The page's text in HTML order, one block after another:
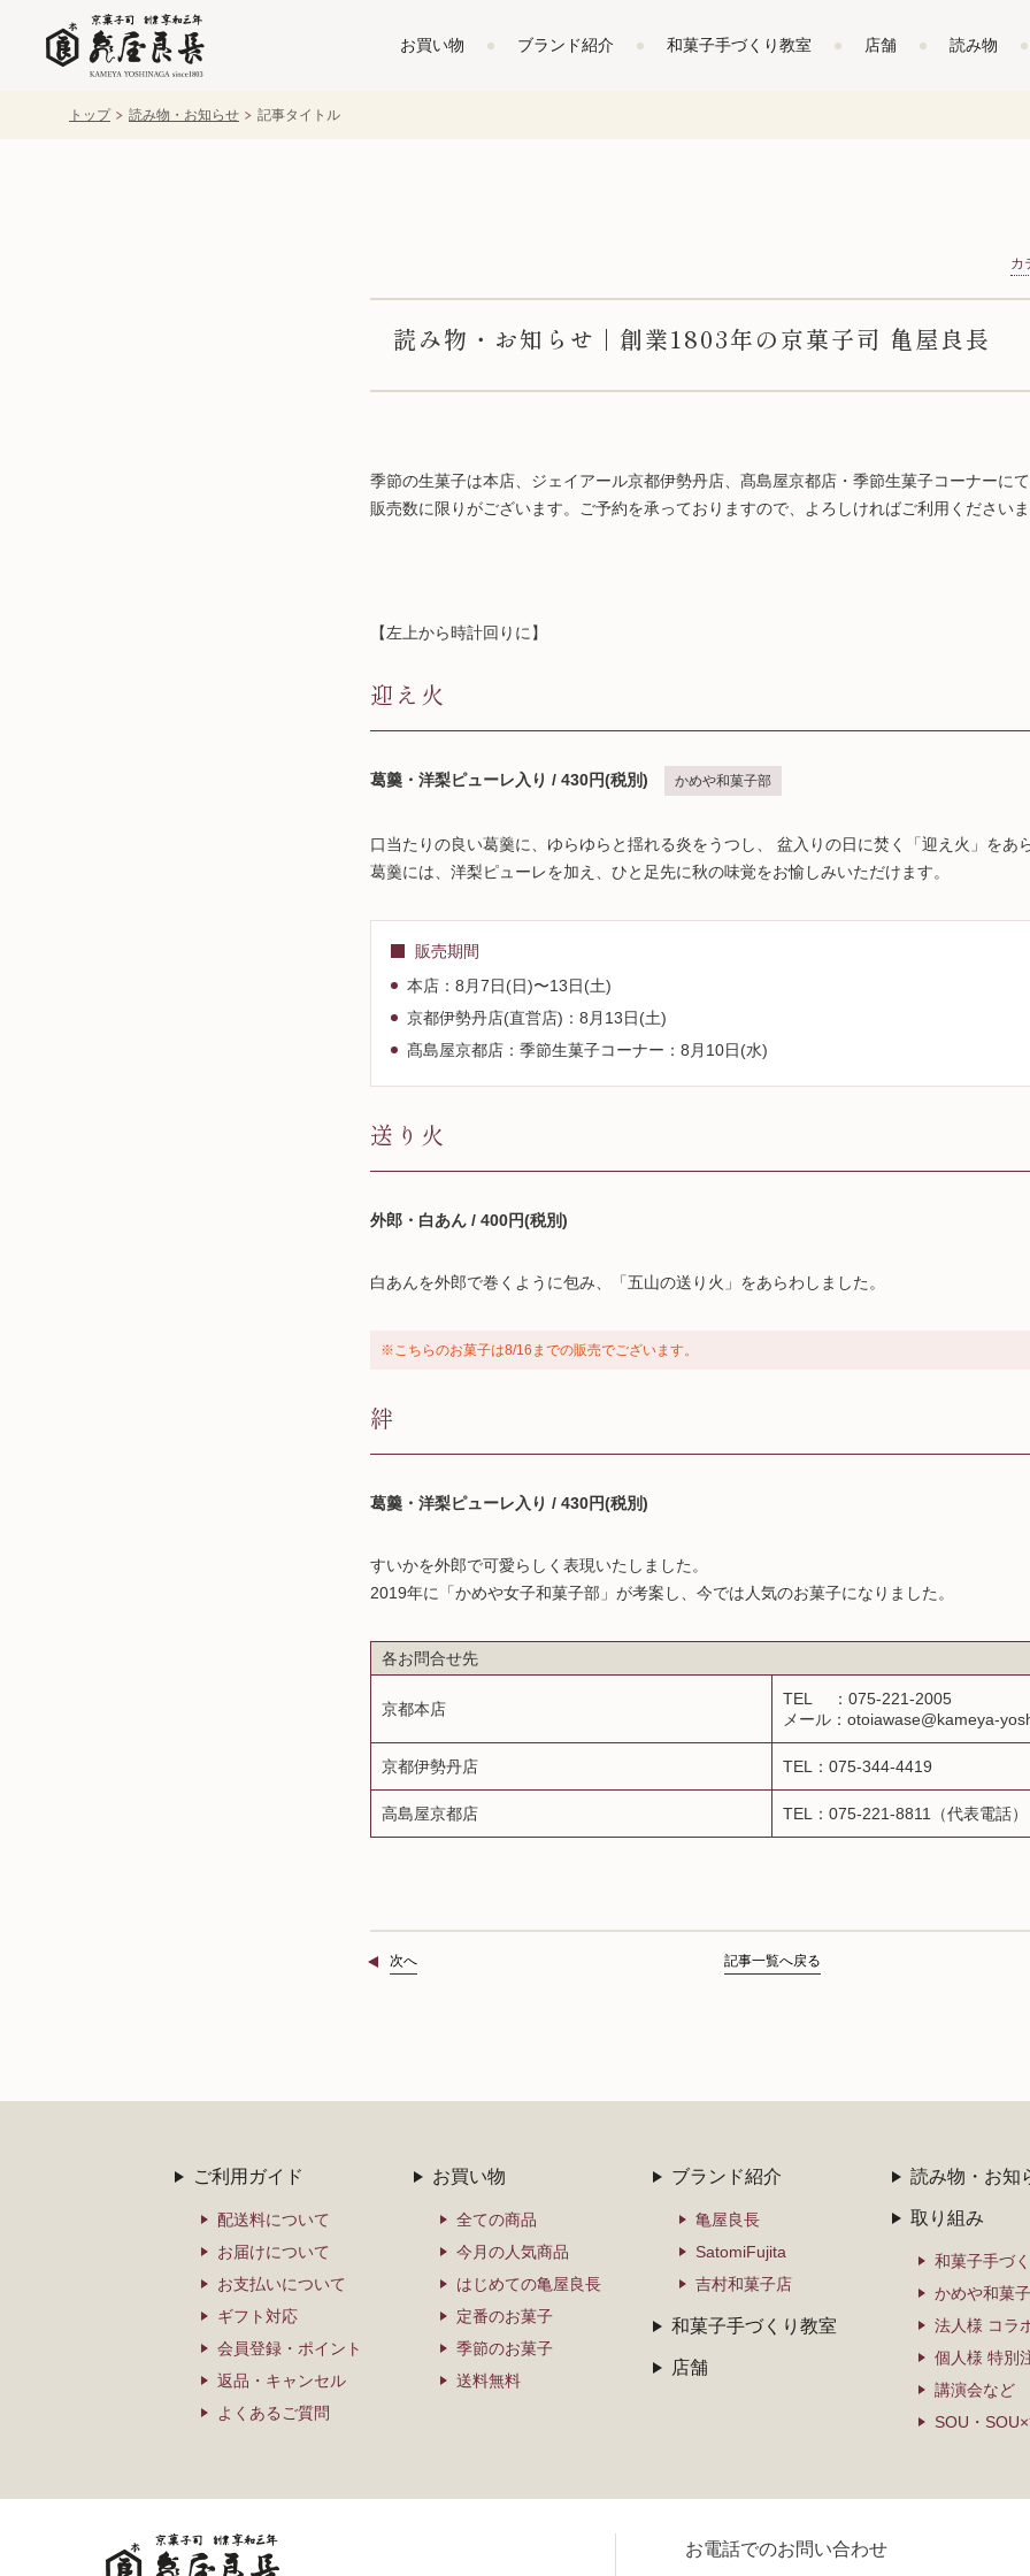
お買い物 ブランド紹介 和菓子手づくり教室 店舗 読み物
トップ 読み物・お知らせ 記事タイトル
カ
読み物・お知らせ | 創業1803年の京菓子司 亀屋良長
季節の生菓子は本店、ジェイアール京都伊勢丹店、髙島屋京都店・季節生菓子コーナーにて
販売数に限りがございます。ご予約を承っておりますので、よろしければご利用くださいま
【左上から時計回りに】
迎え火
葛羹・洋梨ピューレ入り / 430円(税別) かめや和菓子部
口当たりの良い葛羹に、ゆらゆらと揺れる炎をうつし、 盆入りの日に焚く「迎え火」をあ
葛羹には、洋梨ピューレを加え、ひと足先に秋の味覚をお愉しみいただけます。
販売期間
本店：8月7日(日)〜13日(土)
京都伊勢丹店(直営店)：8月13日(土)
髙島屋京都店：季節生菓子コーナー：8月10日(水)
送り火
外郎・白あん / 400円(税別)
白あんを外郎で巻くように包み、「五山の送り火」をあらわしました。
※こちらのお菓子は8/16までの販売でございます。
絆
葛羹・洋梨ピューレ入り / 430円(税別)
すいかを外郎で可愛らしく表現いたしました。
2019年に「かめや女子和菓子部」が考案し、今では人気のお菓子になりました。
各お問合せ先
京都本店
TEL ：075-221-2005
メール：otoiawase@kameya-
京都伊勢丹店 TEL：075-344-4419
高島屋京都店 TEL：075-221-8811（代表電話）
次へ 記事一覧へ戻る
ご利用ガイド
配送料について
お届けについて
お支払いについて
ギフト対応
会員登録・ポイント
返品・キャンセル
よくあるご質問
お買い物
全ての商品
今月の人気商品
はじめての亀屋良長
定番のお菓子
季節のお菓子
送料無料
ブランド紹介
亀屋良長
SatomiFujita
吉村和菓子店
和菓子手づくり教室
店舗
読み物・お知
取り組み
和菓子手づ
かめや和菓
法人様 コラ
個人様 特別
講演会など
SOU・
お電話でのお問い合わせ